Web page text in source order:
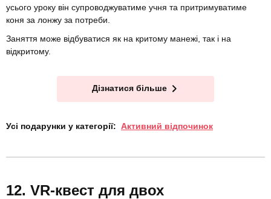
усього уроку він супроводжуватиме учня та притримуватиме
коня за лонжу за потреби.
Заняття може відбуватися як на критому манежі, так і на
відкритому.
Дізнатися більше
Усі подарунки у категорії: Активний відпочинок
VR-квест для двох